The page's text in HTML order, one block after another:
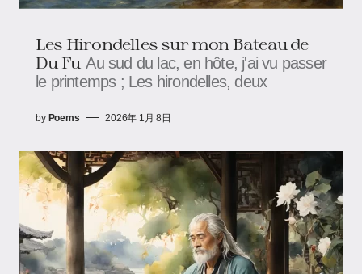
Les Hirondelles sur mon Bateau de
Du Fu Au sud du lac, en hôte, j'ai vu passer
le printemps ; Les hirondelles, deux
by Poems 2026年 1月 8日